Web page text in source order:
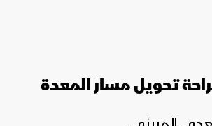
تحويل مسار المعدة